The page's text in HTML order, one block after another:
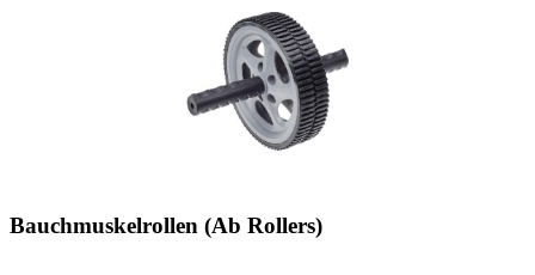
Bauchmuskelrollen (Ab Rollers)